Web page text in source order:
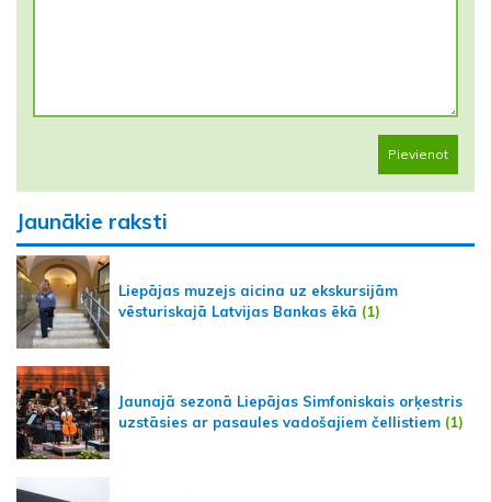
Pievienot
Jaunākie raksti
Liepājas muzejs aicina uz ekskursijām
vēsturiskajā Latvijas Bankas ēkā (1)
Jaunajā sezonā Liepājas Simfoniskais orķestris
uzstāsies ar pasaules vadošajiem čellistiem (1)